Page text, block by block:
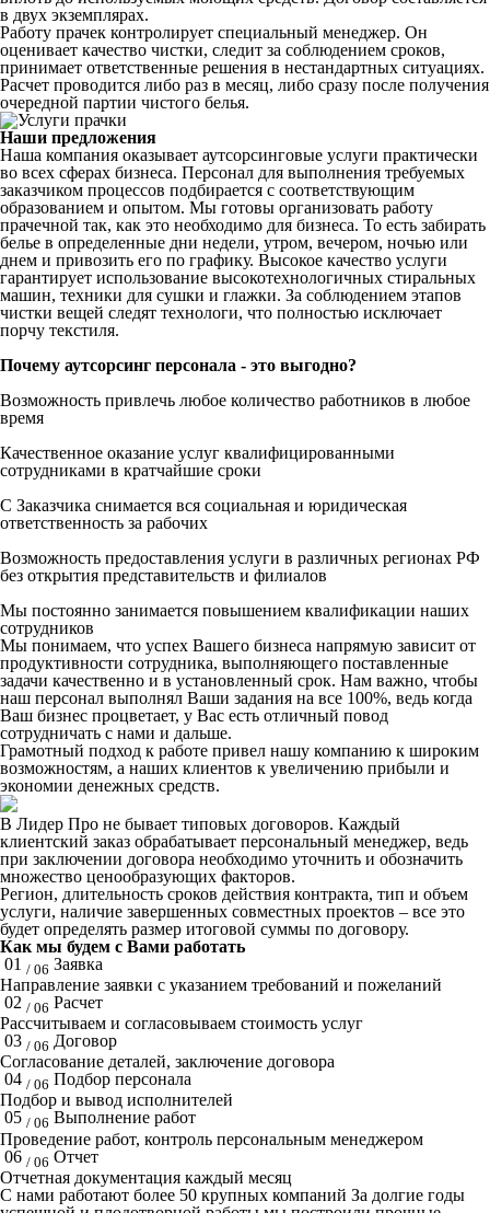
в двух экземплярах.
Работу прачек контролирует специальный менеджер. Он
оценивает качество чистки, следит за соблюдением сроков,
принимает ответственные решения в нестандартных ситуациях.
Расчет проводится либо раз в месяц, либо сразу после получения
очередной партии чистого белья.
Наши предложения
Наша компания оказывает аутсорсинговые услуги практически
во всех сферах бизнеса. Персонал для выполнения требуемых
заказчиком процессов подбирается с соответствующим
образованием и опытом. Мы готовы организовать работу
прачечной так, как это необходимо для бизнеса. То есть забирать
белье в определенные дни недели, утром, вечером, ночью или
днем и привозить его по графику. Высокое качество услуги
гарантирует использование высокотехнологичных стиральных
машин, техники для сушки и глажки. За соблюдением этапов
чистки вещей следят технологи, что полностью исключает
порчу текстиля.
Почему аутсорсинг персонала - это выгодно?
Возможность привлечь любое количество работников в любое
время
Качественное оказание услуг квалифицированными
сотрудниками в кратчайшие сроки
С Заказчика снимается вся социальная и юридическая
ответственность за рабочих
Возможность предоставления услуги в различных регионах РФ
без открытия представительств и филиалов
Мы постоянно занимается повышением квалификации наших
сотрудников
Мы понимаем, что успех Вашего бизнеса напрямую зависит от
продуктивности сотрудника, выполняющего поставленные
задачи качественно и в установленный срок. Нам важно, чтобы
наш персонал выполнял Ваши задания на все 100%, ведь когда
Ваш бизнес процветает, у Вас есть отличный повод
сотрудничать с нами и дальше.
Грамотный подход к работе привел нашу компанию к широким
возможностям, а наших клиентов к увеличению прибыли и
экономии денежных средств.
В Лидер Про не бывает типовых договоров. Каждый
клиентский заказ обрабатывает персональный менеджер, ведь
при заключении договора необходимо уточнить и обозначить
множество ценообразующих факторов.
Регион, длительность сроков действия контракта, тип и объем
услуги, наличие завершенных совместных проектов – все это
будет определять размер итоговой суммы по договору.
Как мы будем с Вами работать
01 / 06 Заявка
Направление заявки с указанием требований и пожеланий
02 / 06 Расчет
Рассчитываем и согласовываем стоимость услуг
03 / 06 Договор
Согласование деталей, заключение договора
04 / 06 Подбор персонала
Подбор и вывод исполнителей
05 / 06 Выполнение работ
Проведение работ, контроль персональным менеджером
06 / 06 Отчет
Отчетная документация каждый месяц
C нами работают более 50 крупных компаний За долгие годы